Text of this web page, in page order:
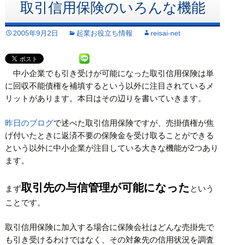
ス
キ
ッ
取引信用保険のいろんな機能
2005年9月2日 起業お役立ち情報 reisai-net
中小企業でも引き受けが可能になった取引信用保険は単
に回収不能債権を補填するという以外に注目されているメ
リットがあります。本日はその辺りを書いていきます。
昨日のブログで述べた取引信用保険ですが、売掛債権が焦
げ付いたときに返済不要の保険金を受け取ることができる
という以外に中小企業が注目している大きな機能が2つあり
ます。
まず取引先の与信管理が可能になった という
ことです。
取引信用保険に加入する場合に保険会社はどんな売掛先で
も引き受けるわけではなく、その対象先の信用状況を調査